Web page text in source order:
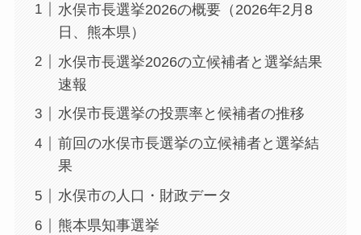
水俣市長選挙2026の概要（2026年2月8
日、熊本県）
水俣市長選挙2026の立候補者と選挙結果
速報
水俣市長選挙の投票率と候補者の推移
前回の水俣市長選挙の立候補者と選挙結
果
水俣市の人口・財政データ
熊本県知事選挙